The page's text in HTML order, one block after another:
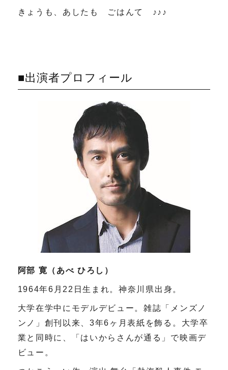
きょうも、あしたも ごはんて ♪♪♪
■出演者プロフィール
阿部 寛（あべ ひろし）
1964年6月22日生まれ。神奈川県出身。
大学在学中にモデルデビュー。雑誌「メンズノ
ンノ」創刊以来、3年6ヶ月表紙を飾る。大学卒
業と同時に、「はいからさんが通る」で映画デ
ビュー。